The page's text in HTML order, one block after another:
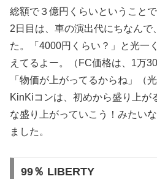
総額で３億円くらいということで
2日目は、車の演出代にちなんで
た。「4000円くらい？」と光一
えてるよー。（FC価格は、1万
「物価が上がってるからね」（
KinKiコンは、初めから盛り上が
な盛り上がっていこう！みたい
ました。
99％ LIBERTY